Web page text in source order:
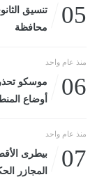
05
محافظة
منذ عام واحد
06
موسكو
أوضاع
منذ عام واحد
07
المجازر الحكومية